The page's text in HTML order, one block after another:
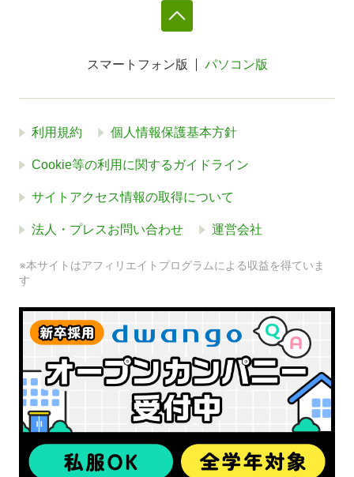
スマートフォン版 パソコン版
利用規約 個人情報保護基本方針
Cookie等の利用に関するガイドライン
サイトアクセス情報の取得について
法人・プレスお問い合わせ 運営会社
※本サイトはアフィリエイトプログラムによる収益を得ていま
す